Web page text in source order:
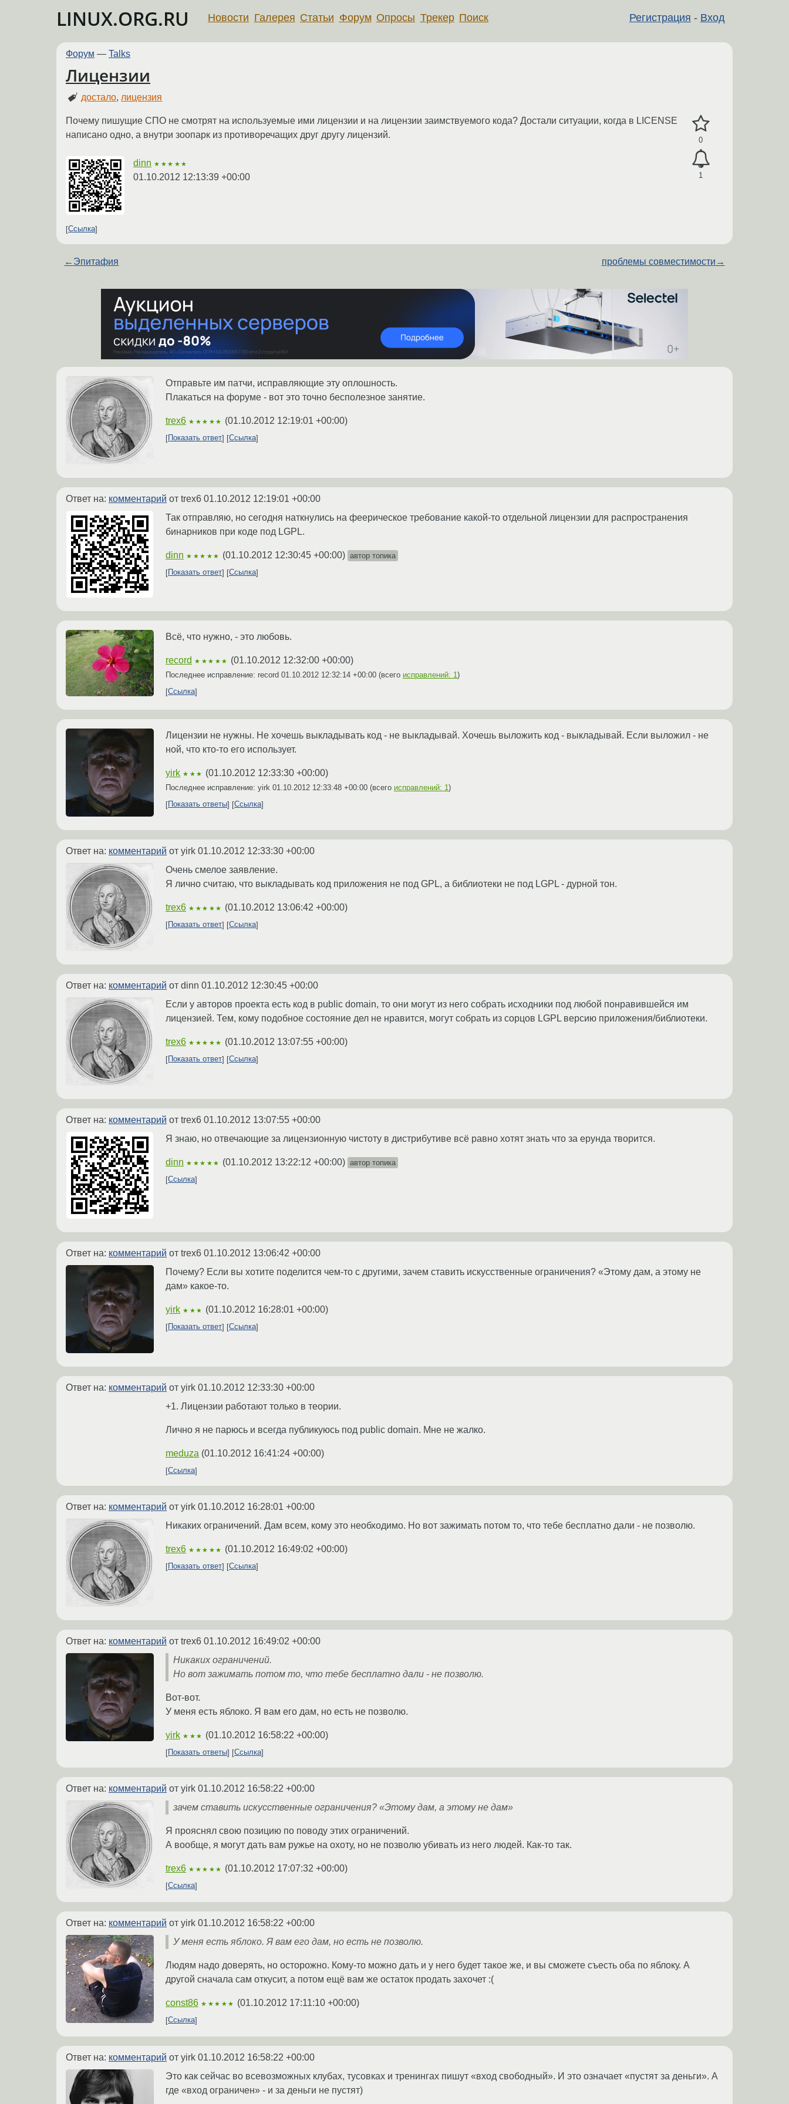
LINUX.ORG.RU Регистрация - Вход
Новости Галерея Статьи Форум Опросы Трекер Поиск
Форум — Talks
Лицензии
достало, лицензия
0
1
Почему пишущие СПО не смотрят на используемые ими лицензии и на лицензии заимствуемого кода? Достали ситуации, когда в LICENSE
написано одно, а внутри зоопарк из противоречащих друг другу лицензий.
dinn ★★★★★
01.10.2012 12:13:39 +00:00
Ссылка
← Эпитафия проблемы совместимости →
Отправьте им патчи, исправляющие эту оплошность.
Плакаться на форуме - вот это точно бесполезное занятие.
trex6 ★★★★★ (01.10.2012 12:19:01 +00:00)
Показать ответ Ссылка
Ответ на: комментарий от trex6 01.10.2012 12:19:01 +00:00
Так отправляю, но сегодня наткнулись на феерическое требование какой-то отдельной лицензии для распространения
бинарников при коде под LGPL.
dinn ★★★★★ (01.10.2012 12:30:45 +00:00) автор топика
Показать ответ
Ссылка
Всё, что нужно, - это любовь.
record ★★★★★ (01.10.2012 12:32:00 +00:00)
Последнее исправление: record 01.10.2012 12:32:14 +00:00 (всего исправлений: 1 )
Ссылка
Лицензии не нужны. Не хочешь выкладывать код - не выкладывай. Хочешь выложить код - выкладывай. Если выложил - не
ной, что кто-то его использует.
yirk ★★★ (01.10.2012 12:33:30 +00:00)
Последнее исправление: yirk 01.10.2012 12:33:48 +00:00 (всего исправлений: 1 )
Показать ответы
Ссылка
Ответ на: комментарий от yirk 01.10.2012 12:33:30 +00:00
Очень смелое заявление.
Я лично считаю, что выкладывать код приложения не под GPL, а библиотеки не под LGPL - дурной тон.
trex6 ★★★★★ (01.10.2012 13:06:42 +00:00)
Показать ответ Ссылка
Ответ на: комментарий от dinn 01.10.2012 12:30:45 +00:00
Если у авторов проекта есть код в public domain, то они могут из него собрать исходники под любой понравившейся им
лицензией. Тем, кому подобное состояние дел не нравится, могут собрать из сорцов LGPL версию приложения/библиотеки.
trex6 ★★★★★ (01.10.2012 13:07:55 +00:00)
Показать ответ Ссылка
Ответ на: комментарий от trex6 01.10.2012 13:07:55 +00:00
Я знаю, но отвечающие за лицензионную чистоту в дистрибутиве всё равно хотят знать что за ерунда творится.
dinn ★★★★★ (01.10.2012 13:22:12 +00:00) автор топика
Ссылка
Ответ на: комментарий от trex6 01.10.2012 13:06:42 +00:00
Почему? Если вы хотите поделится чем-то с другими, зачем ставить искусственные ограничения? «Этому дам, а этому не
дам» какое-то.
yirk ★★★ (01.10.2012 16:28:01 +00:00)
Показать ответ Ссылка
Ответ на: комментарий от yirk 01.10.2012 12:33:30 +00:00
+1. Лицензии работают только в теории.
Лично я не парюсь и всегда публикуюсь под public domain. Мне не жалко.
meduza (01.10.2012 16:41:24 +00:00)
Ссылка
Ответ на: комментарий от yirk 01.10.2012 16:28:01 +00:00
Никаких ограничений. Дам всем, кому это необходимо. Но вот зажимать потом то, что тебе бесплатно дали - не позволю.
trex6 ★★★★★ (01.10.2012 16:49:02 +00:00)
Показать ответ Ссылка
Ответ на: комментарий от trex6 01.10.2012 16:49:02 +00:00
Никаких ограничений.
Но вот зажимать потом то, что тебе бесплатно дали - не позволю.
Вот-вот.
У меня есть яблоко. Я вам его дам, но есть не позволю.
yirk ★★★ (01.10.2012 16:58:22 +00:00)
Показать ответы Ссылка
Ответ на: комментарий от yirk 01.10.2012 16:58:22 +00:00
зачем ставить искусственные ограничения? «Этому дам, а этому не дам»
Я прояснял свою позицию по поводу этих ограничений.
А вообще, я могут дать вам ружье на охоту, но не позволю убивать из него людей. Как-то так.
trex6 ★★★★★ (01.10.2012 17:07:32 +00:00)
Ссылка
Ответ на: комментарий от yirk 01.10.2012 16:58:22 +00:00
У меня есть яблоко. Я вам его дам, но есть не позволю.
Людям надо доверять, но осторожно. Кому-то можно дать и у него будет такое же, и вы сможете съесть оба по яблоку. А
другой сначала сам откусит, а потом ещё вам же остаток продать захочет :(
const86 ★★★★★ (01.10.2012 17:11:10 +00:00)
Ссылка
Ответ на: комментарий от yirk 01.10.2012 16:58:22 +00:00
Это как сейчас во всевозможных клубах, тусовках и тренингах пишут «вход свободный». И это означает «пустят за деньги». А
где «вход ограничен» - и за деньги не пустят)